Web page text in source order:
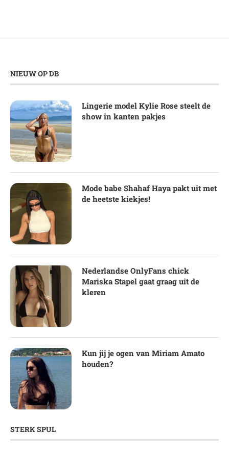
NIEUW OP DB
Lingerie model Kylie Rose steelt de
show in kanten pakjes
Mode babe Shahaf Haya pakt uit met
de heetste kiekjes!
Nederlandse OnlyFans chick
Mariska Stapel gaat graag uit de
kleren
Kun jij je ogen van Miriam Amato
houden?
STERK SPUL